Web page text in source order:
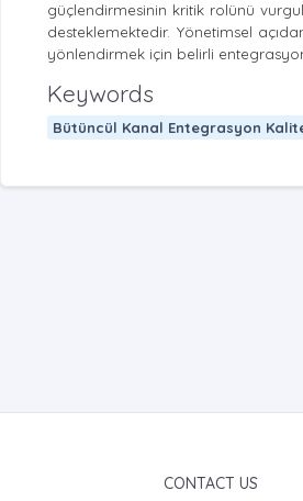
güçlendirmesinin kritik rolünü
desteklemektedir. Yönetimsel
yönlendirmek için belirli
Keywords
Bütüncül Kanal Entegrasyon
CONTACT US